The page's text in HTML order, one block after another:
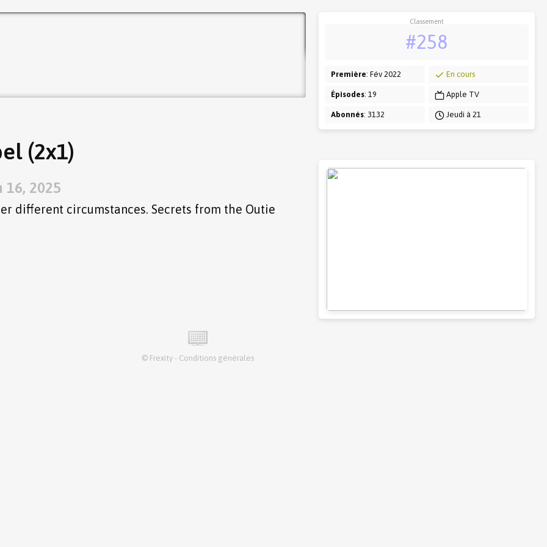
(2x1)
16, 2025
different circumstances. Secrets from the Outie
Classement
#258
Première: Fév 2022
Épisodes: 19
Abonnés: 3132
En cours
Apple TV
Jeudi à 21
© Frexity - Conditions générales